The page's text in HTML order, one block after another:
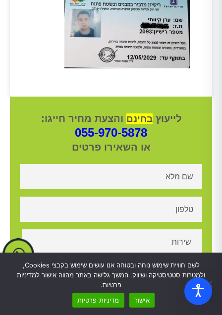
לייעוץבחינם והצעת מחיר חייגו:
055-970-5878
או השאירו פרטים
לשם חוויית שימוש נוחה ובטוחה אנו עושים שימוש בקבצי Cookies,
ולמטרות סטטיסטיקה ושיווק. המשך גלישה באתר מהווה אישור למדיניות
פרטיות.
אישור
מדיניות פרטיות